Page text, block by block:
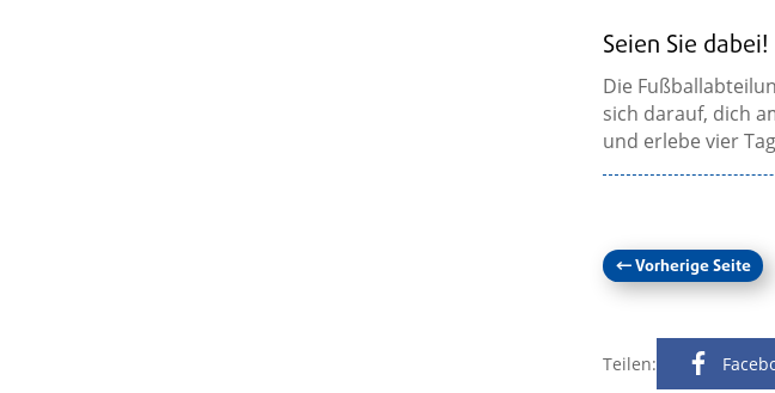
Seien Sie dabei!
Die
sich darauf, dich
und erlebe vier
←Vorherige Seite
Teilen: